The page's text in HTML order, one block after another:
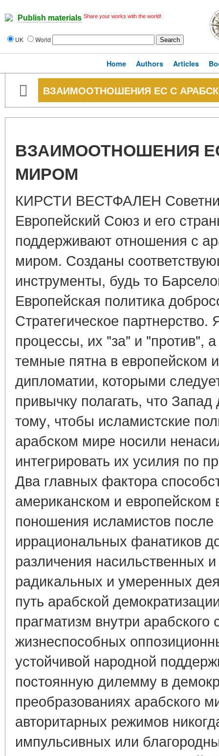
Publish materials Share your works with the world!
UK World
Home Authors Articles
ВЗАИМООТНОШЕНИЯ ЕС С
ВЗАИМООТНОШЕНИЯ
МИРОМ
КИРСТИ ВЕСТФАЛЕН
Европейский Союз и его
поддерживают отношения с
миром. Созданы
инструменты, будь то
Европейская политика
Стратегическое
процессы, их "за" и "против",
темные пятна в
дипломатии, которыми
привычку полагать, что
тому, чтобы исламистские
арабском мире носили
интегрировать их усилия по
Два главных фактора
американском и европейском
поношения исламистов после
иррациональных фанатиков
различения насильственных
радикальных и умеренных
путь арабской
прагматизм внутри
жизнеспособных
устойчивой народной
постоянную дилемму в
преобразованиях арабского
авторитарных режимов
импульсивных или